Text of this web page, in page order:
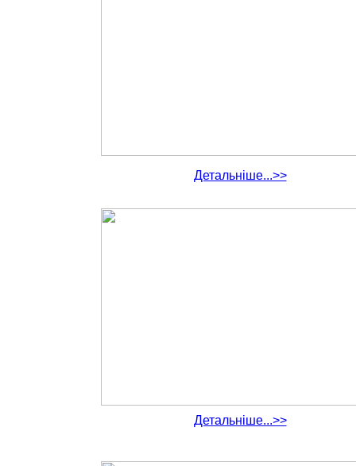
Детальніше...>>
Детальніше...>>